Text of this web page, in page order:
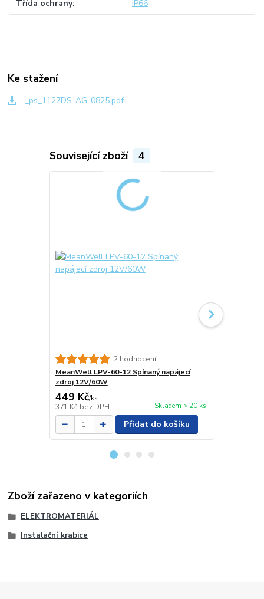
Třída ochrany IP66
Ke stažení
_ps_1127DS-AG-0825.pdf
Související zboží 4
2 hodnocení
MeanWell LPV-60-12 Spínaný napájecí
zdroj 12V/60W
449 Kč/ks
371 Kč bez DPH Skladem > 20 ks
Přidat do košíku
Zboží zařazeno v kategoriích
ELEKTROMATERIÁL
Instalační krabice